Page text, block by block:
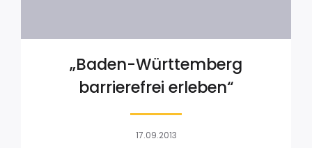
„Baden-Württemberg
barrierefrei erleben“
17.09.2013